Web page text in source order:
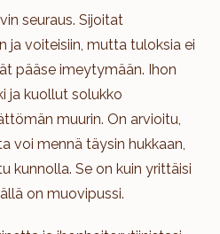
seuraus. Sijoitat
ja voiteisiin, mutta tuloksia ei
pääse imeytymään. Ihon
ja kuollut solukko
muurin. On arvioitu,
voi mennä täysin hukkaan,
kunnolla. Se on kuin yrittäisi
on muovipussi.